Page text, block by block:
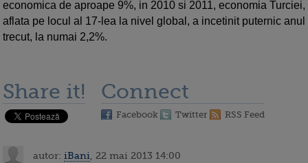
economica de aproape 9%, in 2010 si 2011, economia Turciei,
aflata pe locul al 17-lea la nivel global, a incetinit puternic anul
trecut, la numai 2,2%.
Share it! Connect
Facebook Twitter RSS Feed
autor: iBani , 22 mai 2013 14:00